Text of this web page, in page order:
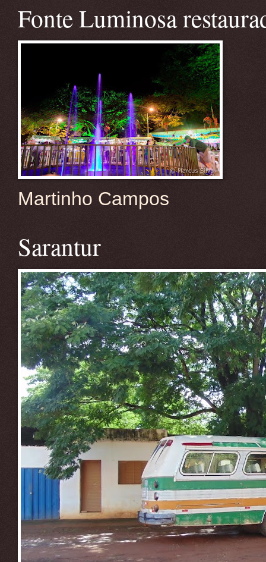
Fonte Luminosa
Martinho Campos
Sarantur